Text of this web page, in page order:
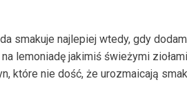
smakuje najlepiej wtedy, gdy
lemoniadę jakimiś świeżymi
które nie dość, że urozmaicają